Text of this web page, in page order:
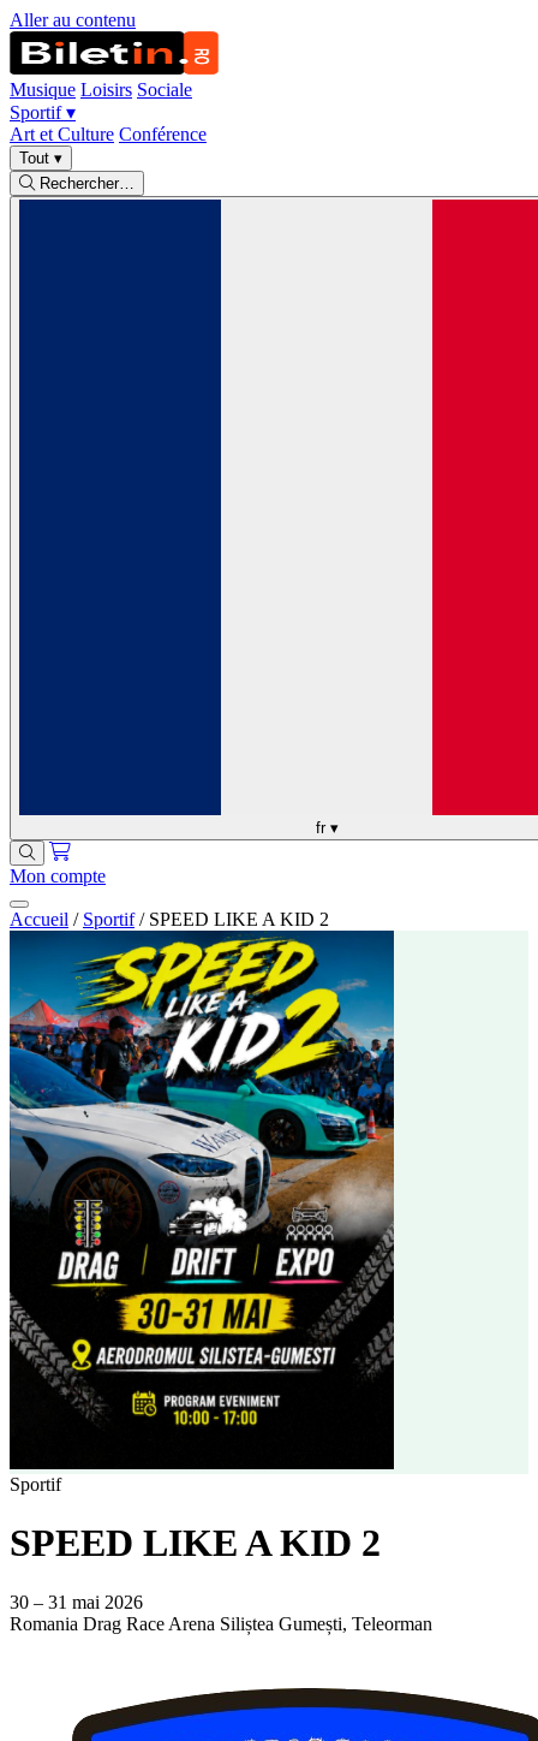
Aller au contenu
Musique Loisirs Sociale
Sportif▾
Art et Culture Conférence
Tout ▾
Rechercher…
fr ▾
Mon compte
Accueil / Sportif / SPEED LIKE A KID 2
Sportif
SPEED LIKE A KID 2
30 – 31 mai 2026
Romania Drag Race Arena Siliștea Gumești, Teleorman